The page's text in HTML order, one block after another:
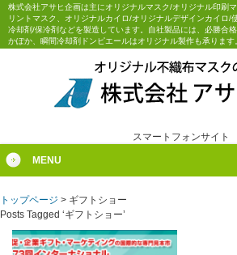
株式会社アサヒ企画は主にオリジナルマスク/オリジナル印刷
リントマスク、オリジナルカイロ/オリジナルデザインカイロ/
冷却剤/保冷剤などを製造しています。自社製品には、必勝合
かぽか、瞬間冷却剤ドンピエールはオリジナル製作も承ります
スマートフォンサイト
MENU
トップページ > ギフトショー
Posts Tagged ‘ギフトショー’